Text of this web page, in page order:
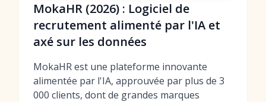
MokaHR (2026) : Logiciel de
recrutement alimenté par l'IA et
axé sur les données
MokaHR est une plateforme innovante
alimentée par l'IA, approuvée par plus de 3
000 clients, dont de grandes marques